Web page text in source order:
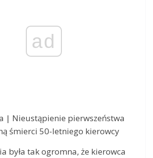
ad
| Nieustąpienie pierwszeństwa
śmierci 50-letniego kierowcy
była tak ogromna, że kierowca